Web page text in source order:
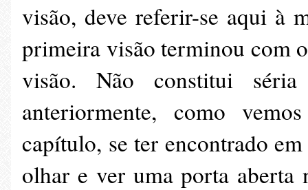
visão, deve referir-se aqui à
primeira visão terminou com
visão. Não constitui
anteriormente, como
capítulo, se ter encontrado
olhar e ver uma porta